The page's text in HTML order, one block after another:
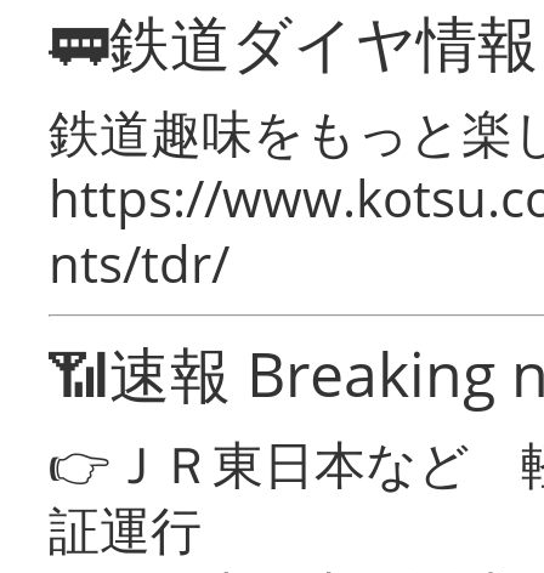
🚃鉄道ダイヤ情
鉄道趣味をもっと楽
https://
nts/tdr/
📶速報 Breaking
👉ＪＲ東日本など
証運行